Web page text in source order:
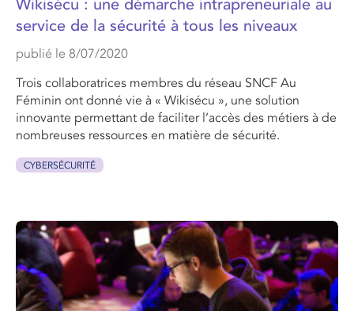
Wikisécu : une démarche intrapreneuriale au
service de la sécurité à tous les niveaux
publié le 8/07/2020
Trois collaboratrices membres du réseau SNCF Au
Féminin ont donné vie à « Wikisécu », une solution
innovante permettant de faciliter l’accès des métiers à de
nombreuses ressources en matière de sécurité.
CYBERSÉCURITÉ